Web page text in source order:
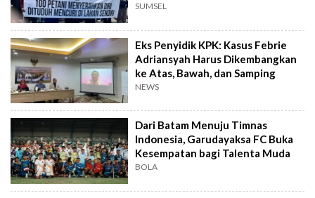
SUMSEL
Eks Penyidik KPK: Kasus Febrie
Adriansyah Harus Dikembangkan
ke Atas, Bawah, dan Samping
NEWS
Dari Batam Menuju Timnas
Indonesia, Garudayaksa FC Buka
Kesempatan bagi Talenta Muda
BOLA